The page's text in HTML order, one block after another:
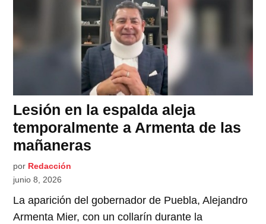
Lesión en la espalda aleja
temporalmente a Armenta de las
mañaneras
por Redacción
junio 8, 2026
La aparición del gobernador de Puebla, Alejandro
Armenta Mier, con un collarín durante la